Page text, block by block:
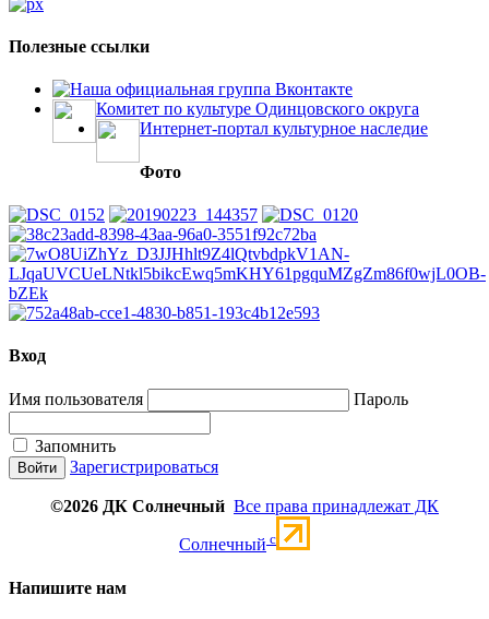
Полезные ссылки
Наша официальная группа Вконтакте
Комитет по культуре Одинцовского округа
Интернет-портал культурное наследие
Фото
Вход
Имя пользователя Пароль
Запомнить
Зарегистрироваться
©2026 ДК Солнечный Все права принадлежат ДК
Солнечный c
Напишите нам